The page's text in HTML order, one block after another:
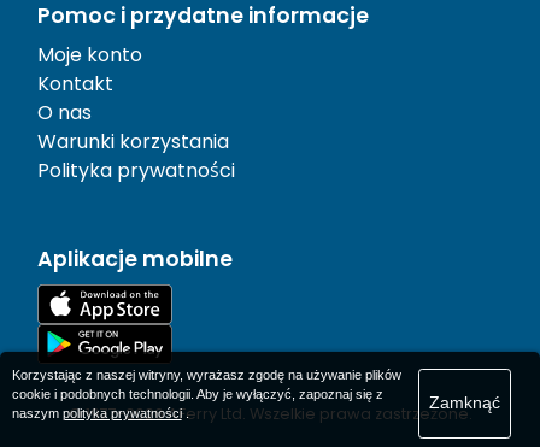
Pomoc i przydatne informacje
Moje konto
Kontakt
O nas
Warunki korzystania
Polityka prywatności
Aplikacje mobilne
© 1977-2026AFerry Ltd. Wszelkie prawa zastrzeżone.
Korzystając z naszej witryny, wyrażasz zgodę na używanie plików
cookie i podobnych technologii. Aby je wyłączyć, zapoznaj się z
naszym polityka prywatności.
Zamknąć